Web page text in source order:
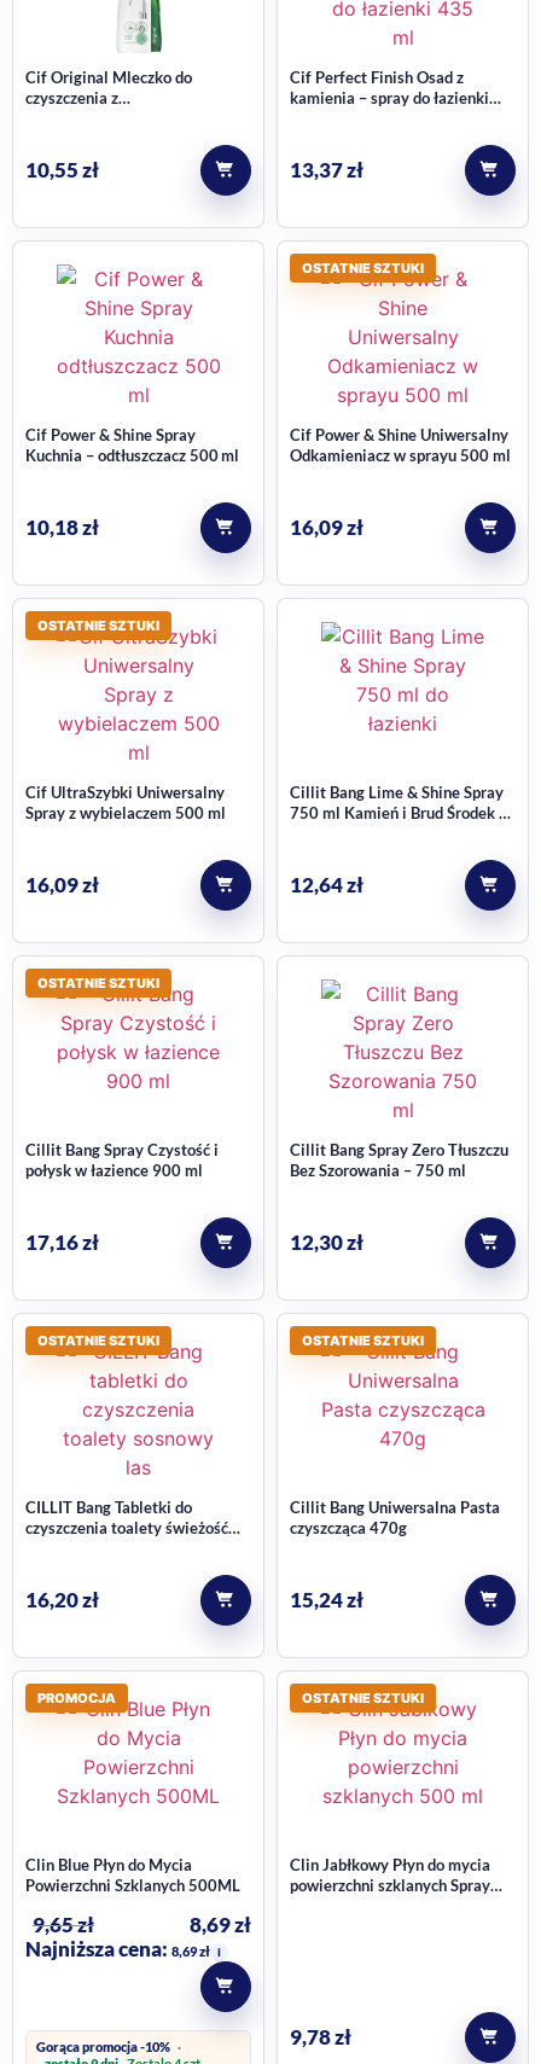
Cif Original Mleczko do
czyszczenia z
10,55zł
Cif Perfect Finish Osad z
kamienia – spray do łazienki
13,37zł
Cif Power & Shine Spray
Kuchnia – odtłuszczacz 500 ml
10,18zł
OSTATNIE SZTUKI
Cif Power & Shine Uniwersalny
Odkamieniacz w sprayu 500 ml
16,09zł
OSTATNIE SZTUKI
Cif UltraSzybki Uniwersalny
Spray z wybielaczem 500 ml
16,09zł
Cillit Bang Lime & Shine Spray
750 ml Kamień i Brud Środek do
12,64zł
OSTATNIE SZTUKI
Cillit Bang Spray Czystość i
połysk w łazience 900 ml
17,16zł
Cillit Bang Spray Zero Tłuszczu
Bez Szorowania – 750 ml
12,30zł
OSTATNIE SZTUKI
CILLIT Bang Tabletki do
czyszczenia toalety świeżość
16,20zł
OSTATNIE SZTUKI
Cillit Bang Uniwersalna Pasta
czyszcząca 470g
15,24zł
PROMOCJA
Clin Blue Płyn do Mycia
Powierzchni Szklanych 500ML
9,65zł 8,69zł
Najniższa cena: 8,69zł i
Gorąca promocja -10%
OSTATNIE SZTUKI
Clin Jabłkowy Płyn do mycia
powierzchni szklanych Spray
9,78zł